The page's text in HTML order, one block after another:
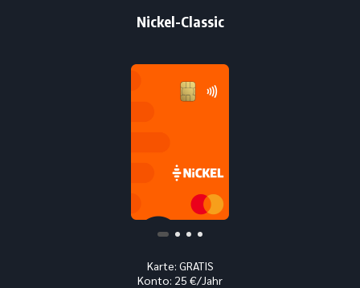
Nickel-Classic
Karte: GRATIS
Konto: 25 €/Jahr